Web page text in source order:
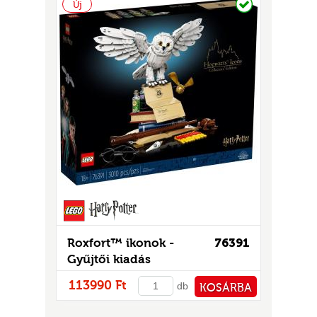
Új
76391
Roxfort™ ikonok -
Gyűjtői kiadás
113990 Ft db KOSÁRBA